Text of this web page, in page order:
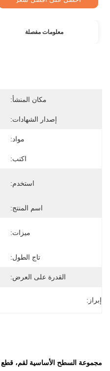
معلومات مفصلة
مكان المنشأ:
إصدار الشهادات:
مواد:
اكتب:
استخدم:
اسم المنتج:
ميزات:
تاج الطول:
القدرة على العرض:
إبراز:
مجموعة السطح الأساسية لقم،